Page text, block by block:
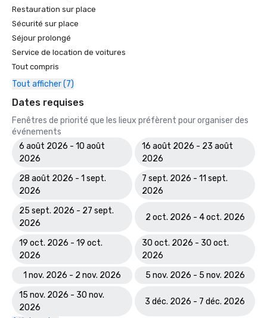
Restauration sur place
Sécurité sur place
Séjour prolongé
Service de location de voitures
Tout compris
Tout afficher (7)
Dates requises
Fenêtres de priorité que les lieux préfèrent pour organiser des
événements
6 août 2026 - 10 août
2026
16 août 2026 - 23 août
2026
28 août 2026 - 1 sept.
2026
7 sept. 2026 - 11 sept.
2026
25 sept. 2026 - 27 sept.
2026
2 oct. 2026 - 4 oct. 2026
19 oct. 2026 - 19 oct.
2026
30 oct. 2026 - 30 oct.
2026
1 nov. 2026 - 2 nov. 2026
5 nov. 2026 - 5 nov. 2026
15 nov. 2026 - 30 nov.
2026
3 déc. 2026 - 7 déc. 2026